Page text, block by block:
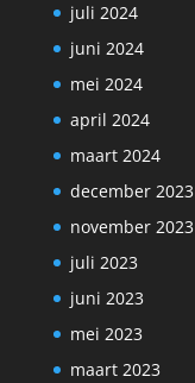
juli 2024
juni 2024
mei 2024
april 2024
maart 2024
december 2023
november 2023
juli 2023
juni 2023
mei 2023
maart 2023